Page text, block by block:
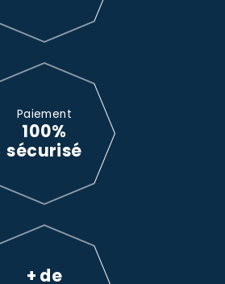
Paiement
100%
sécurisé
+ de